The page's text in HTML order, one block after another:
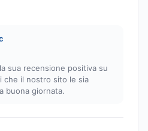
sua recensione positiva su
che il nostro sito le sia
buona giornata.